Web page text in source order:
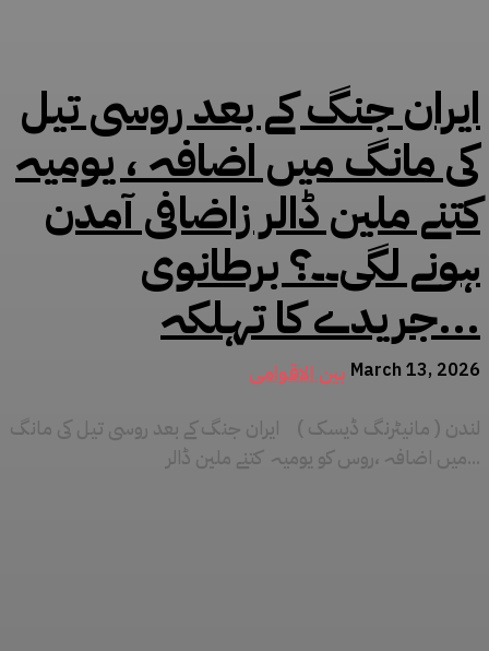
ایران جنگ کے بعد روسی تیل
کی مانگ میں اضافہ ، یومیہ
کتنے ملین ڈالر زاضافی آمدن
ہونے لگی۔۔؟ برطانوی
جریدے کا تہلکہ...
بین الاقوامی March 13, 2026
لندن ( مانیٹرنگ ڈیسک ) ایران جنگ کے بعد روسی تیل کی مانگ
میں اضافہ ،روس کو یومیہ کتنے ملین ڈالر...